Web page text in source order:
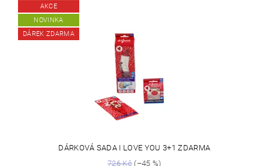
AKCE
NOVINKA
DÁREK ZDARMA
DÁRKOVÁ SADA I LOVE YOU 3+1 ZDARMA
726 Kč(–45 %)